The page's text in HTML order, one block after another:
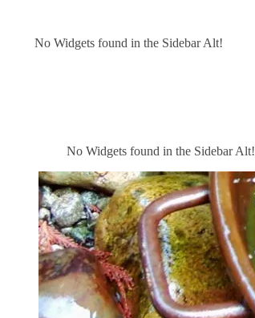
No Widgets found in the Sidebar Alt!
No Widgets found in the Sidebar Alt!